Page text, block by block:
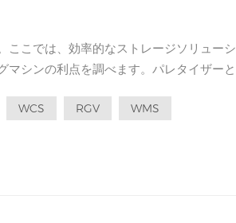
ここでは、効率的なストレージソリュー
マシンの利点を調べます。パレタイザー
する方法に革命をもたらします。この記
WCS RGV
WMS